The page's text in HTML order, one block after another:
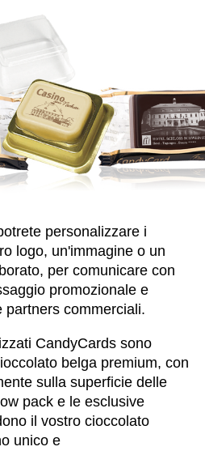
personalizzare i
logo, un'immagine o un
per comunicare con
promozionale e
partners commerciali.
CandyCards sono
belga premium, con
sulla superficie delle
pack e le esclusive
il vostro cioccolato
unico e